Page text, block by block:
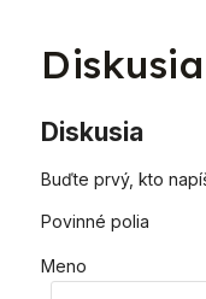
Diskusia
Diskusia
Buďte prvý, kto
Povinné polia
Meno